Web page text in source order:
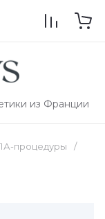
из Франции
процедуры
/